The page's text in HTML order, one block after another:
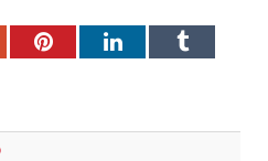
PinterestLinkedInTumblr